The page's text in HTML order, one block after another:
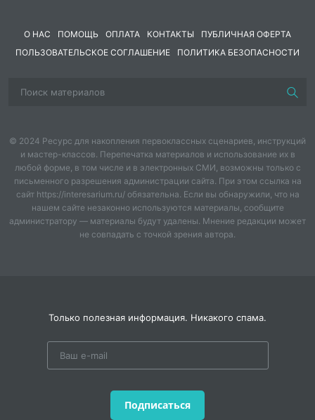
О НАС ПОМОЩЬ ОПЛАТА КОНТАКТЫ
ПУБЛИЧНАЯ ОФЕРТА
ПОЛЬЗОВАТЕЛЬСКОЕ СОГЛАШЕНИЕ
ПОЛИТИКА БЕЗОПАСНОСТИ
© 2024 Ресурс для накопления первоклассных сценариев, инструкций
и мастер-классов. Перепечатка материалов и использование их в
любой форме, в том числе и в электронных СМИ, возможны только с
письменного разрешения администрации сайта. При этом ссылка на
сайт https://interesarium.ru/ обязательна. Если вы обнаружили, что на
нашем сайте незаконно используются материалы, сообщите
администратору — материалы будут удалены. Мнение редакции может
не совпадать с точкой зрения автора.
Только полезная информация. Никакого спама.
Подписаться